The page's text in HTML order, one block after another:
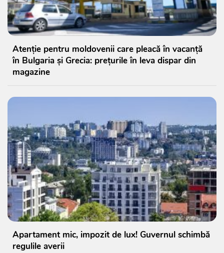
Atenție pentru moldovenii care pleacă în vacanță
în Bulgaria și Grecia: prețurile în leva dispar din
magazine
Apartament mic, impozit de lux! Guvernul schimbă
regulile averii